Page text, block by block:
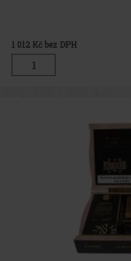
1 012 Kč bez DPH